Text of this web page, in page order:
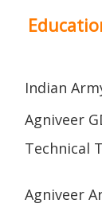
Indian
Agniveer
Technical
Agniveer